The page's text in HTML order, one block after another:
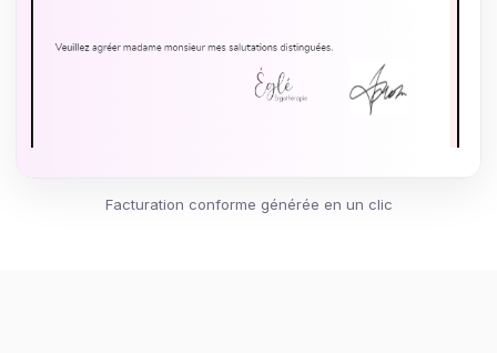
Facturation conforme générée en un clic